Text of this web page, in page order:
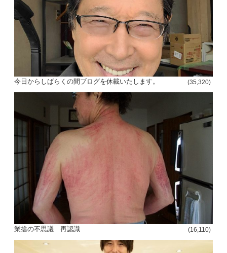
今日からしばらくの間ブログを休載いたします。 (35,320)
業捨の不思議 再認識 (16,110)